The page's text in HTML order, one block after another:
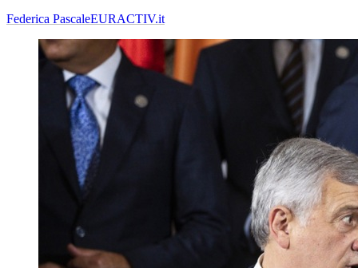
Federica PascaleEURACTIV.it